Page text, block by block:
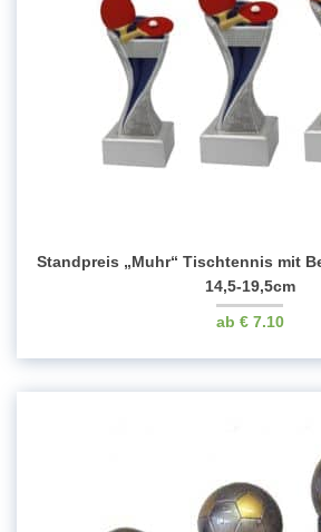
Standpreis „Muhr“ Tischtennis mit
14,5-19,5cm
€7.10